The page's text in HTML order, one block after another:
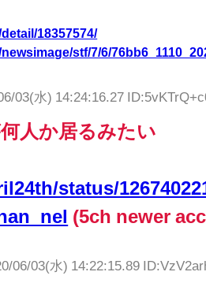
18357574/
stf/7/6/
03(水) 14:24:16.27
人か居るみたい
status/
(5ch newer
06/03(水) 14:22:15.89